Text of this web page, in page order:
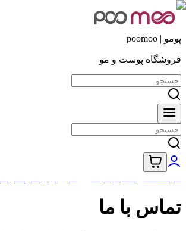
پومو | poomoo
فروشگاه پوست و مو
تماس با ما